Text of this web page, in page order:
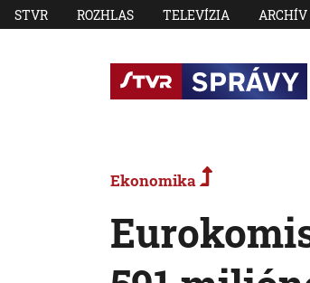
STVR ROZHLAS TELEVÍZIA ARCHÍV
Ekonomika